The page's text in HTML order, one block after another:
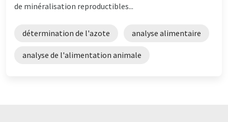
de minéralisation reproductibles...
détermination de l'azote analyse alimentaire
analyse de l'alimentation animale